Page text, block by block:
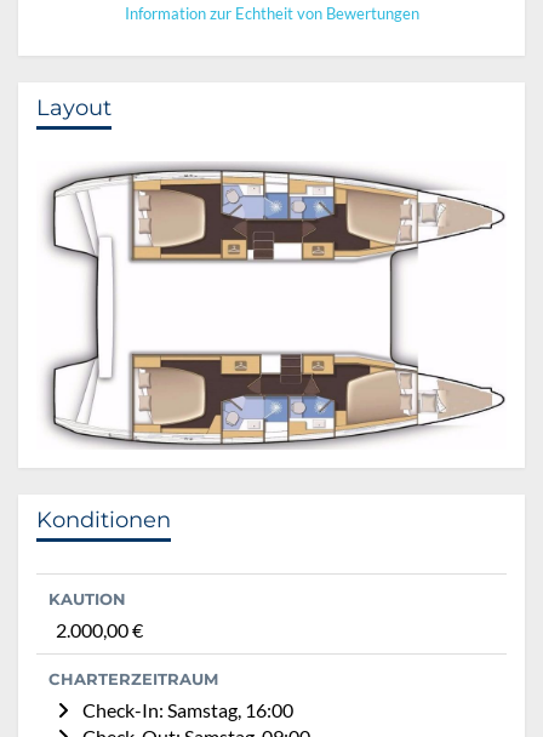
Information zur Echtheit von Bewertungen
Layout
Konditionen
KAUTION
2.000,00 €
CHARTERZEITRAUM
Check-In: Samstag, 16:00